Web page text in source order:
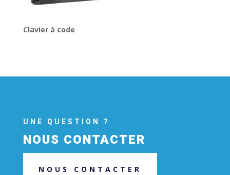
Clavier à code
UNE QUESTION ?
NOUS CONTACTER
NOUS CONTACTER